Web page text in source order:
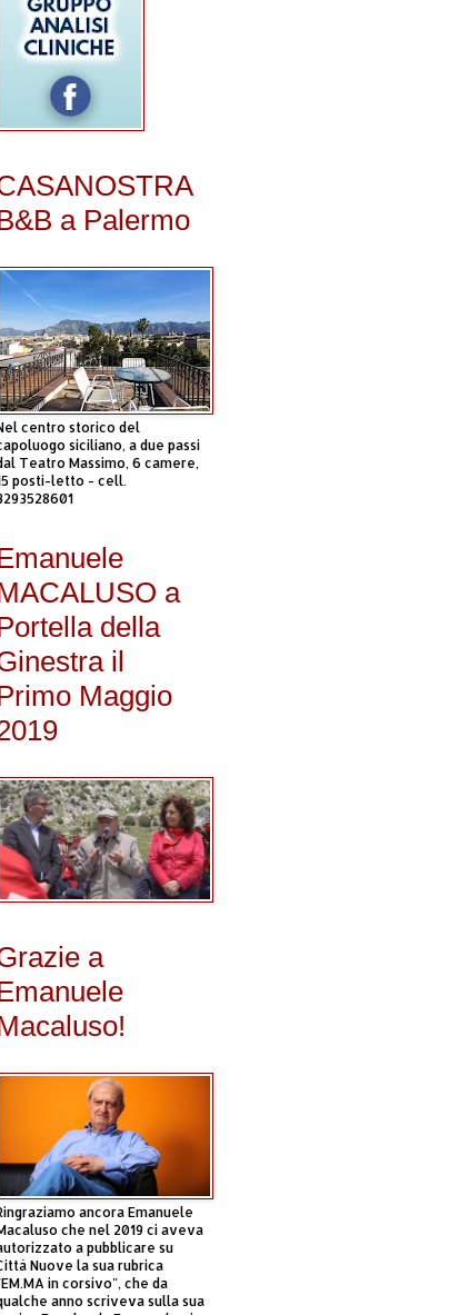
a Palermo
centro storico del
siciliano, a due passi
Teatro Massimo, 6 camere,
posti-letto - cell.
a
della
il
Maggio
a
ancora Emanuele
che nel 2019 ci aveva
a pubblicare su
Nuove la sua rubrica
in corsivo", che da
anno scriveva sulla sua